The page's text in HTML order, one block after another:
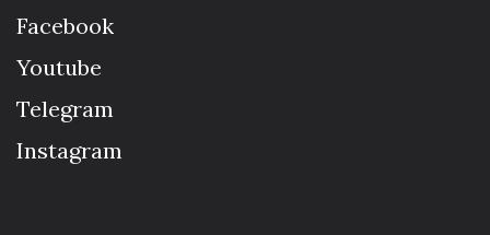
Facebook
Youtube
Telegram
Instagram